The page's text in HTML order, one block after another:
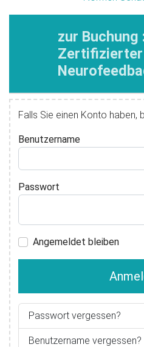
zur Buchung
Zertifizierter
Falls Sie einen Konto haben,
Benutzername
Passwort
Angemeldet bleiben
Passwort vergessen?
Benutzername vergessen?